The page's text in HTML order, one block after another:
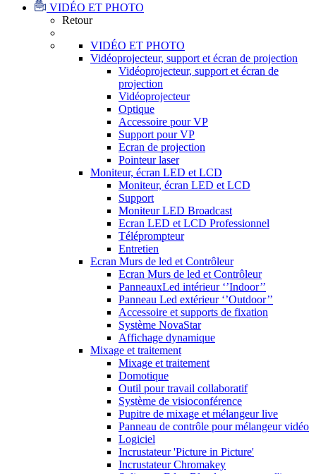
VIDÉO ET PHOTO
Retour
VIDÉO ET PHOTO
Vidéoprojecteur, support et écran de projection
Vidéoprojecteur, support et écran de
projection
Vidéoprojecteur
Optique
Accessoire pour VP
Support pour VP
Ecran de projection
Pointeur laser
Moniteur, écran LED et LCD
Moniteur, écran LED et LCD
Support
Moniteur LED Broadcast
Ecran LED et LCD Professionnel
Téléprompteur
Entretien
Ecran Murs de led et Contrôleur
Ecran Murs de led et Contrôleur
PanneauxLed intérieur ‘’Indoor’’
Panneau Led extérieur ‘’Outdoor’’
Accessoire et supports de fixation
Système NovaStar
Affichage dynamique
Mixage et traitement
Mixage et traitement
Domotique
Outil pour travail collaboratif
Système de visioconférence
Pupitre de mixage et mélangeur live
Panneau de contrôle pour mélangeur vidéo
Logiciel
Incrustateur 'Picture in Picture'
Incrustateur Chromakey